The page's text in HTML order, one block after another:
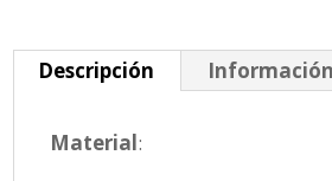
Descripción
Material: